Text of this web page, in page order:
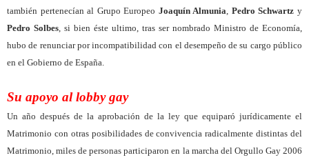
también pertenecían al Grupo Europeo Joaquín Almunia, Pedro Schwartz y
Pedro Solbes, si bien éste ultimo, tras ser nombrado Ministro de Economía,
hubo de renunciar por incompatibilidad con el desempeño de su cargo público
en el Gobierno de España.
Su apoyo al lobby gay
Un año después de la aprobación de la ley que equiparó jurídicamente el
Matrimonio con otras posibilidades de convivencia radicalmente distintas del
Matrimonio, miles de personas participaron en la marcha del Orgullo Gay 2006